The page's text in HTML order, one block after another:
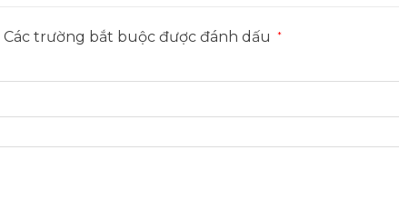
Các trường bắt buộc được đánh dấu *